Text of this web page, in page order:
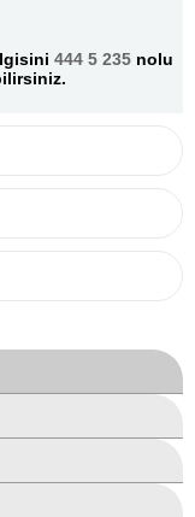
444 5 235 nolu